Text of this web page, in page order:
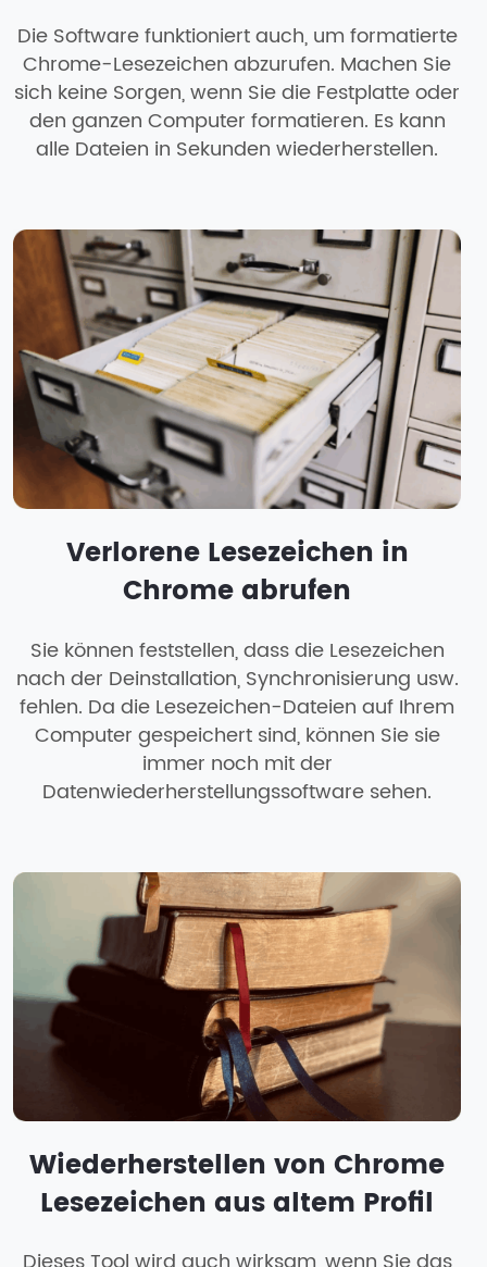
Die Software funktioniert auch, um formatierte
Chrome-Lesezeichen abzurufen. Machen Sie
sich keine Sorgen, wenn Sie die Festplatte oder
den ganzen Computer formatieren. Es kann
alle Dateien in Sekunden wiederherstellen.
Verlorene Lesezeichen in
Chrome abrufen
Sie können feststellen, dass die Lesezeichen
nach der Deinstallation, Synchronisierung usw.
fehlen. Da die Lesezeichen-Dateien auf Ihrem
Computer gespeichert sind, können Sie sie
immer noch mit der
Datenwiederherstellungssoftware sehen.
Wiederherstellen von Chrome
Lesezeichen aus altem Profil